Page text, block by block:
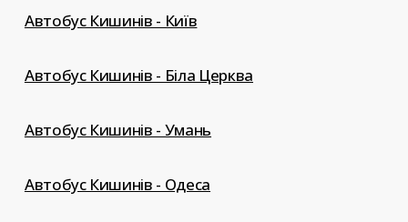
Автобус Кишинів - Київ
Автобус Кишинів - Біла Церква
Автобус Кишинів - Умань
Автобус Кишинів - Одеса